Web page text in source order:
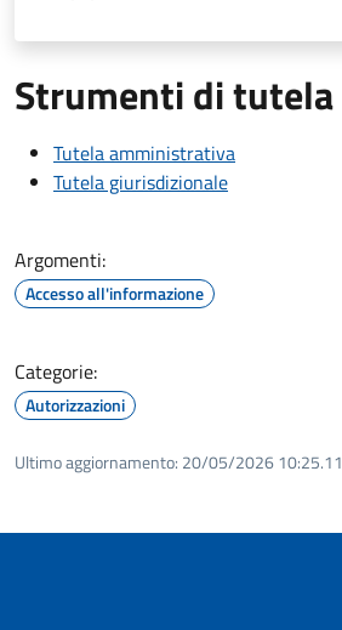
Strumenti di tutela
Tutela amministrativa
Tutela giurisdizionale
Argomenti:
Accesso all'informazione
Categorie:
Autorizzazioni
Ultimo aggiornamento: 20/05/2026 10:25.11